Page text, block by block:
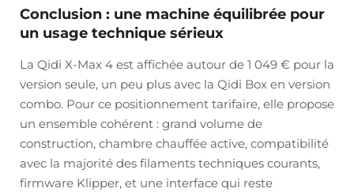
Conclusion : une machine équilibrée pour
un usage technique sérieux
La Qidi X-Max 4 est affichée autour de 1 049 € pour la
version seule, un peu plus avec la Qidi Box en version
combo. Pour ce positionnement tarifaire, elle propose
un ensemble cohérent : grand volume de
construction, chambre chauffée active, compatibilité
avec la majorité des filaments techniques courants,
firmware Klipper, et une interface qui reste